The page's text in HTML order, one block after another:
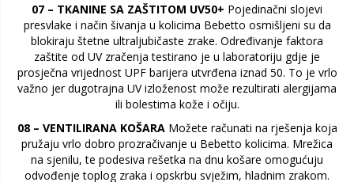
07 – TKANINE SA ZAŠTITOM UV50+ Pojedinačni slojevi
presvlake i način šivanja u kolicima Bebetto osmišljeni su da
blokiraju štetne ultraljubičaste zrake. Određivanje faktora
zaštite od UV zračenja testirano je u laboratoriju gdje je
prosječna vrijednost UPF barijera utvrđena iznad 50. To je vrlo
važno jer dugotrajna UV izloženost može rezultirati alergijama
ili bolestima kože i očiju.
08 – VENTILIRANA KOŠARAMožete računati na rješenja koja
pružaju vrlo dobro prozračivanje u Bebetto kolicima. Mrežica
na sjenilu, te podesiva rešetka na dnu košare omogućuju
odvođenje toplog zraka i opskrbu svježim, hladnim zrakom.